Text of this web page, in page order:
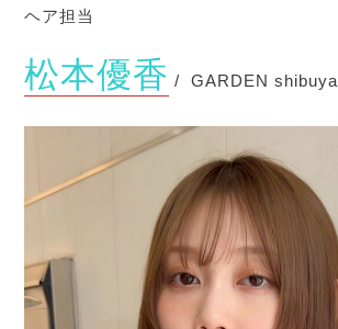
ヘア担当
松本優香 / GARDEN shibuya